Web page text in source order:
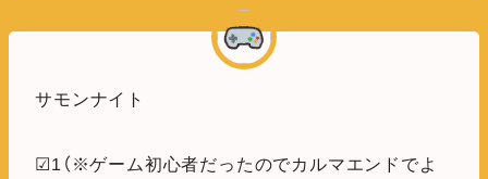
サモンナイト
☑1（※ゲーム初心者だったのでカルマエンドでよ